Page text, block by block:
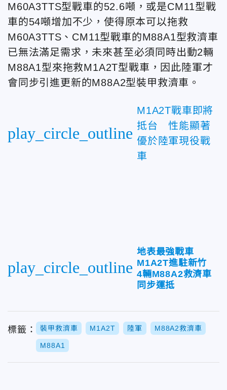
M60A3TTS型戰車的52.6噸，或是CM11型戰
車的54噸增加不少，使得原本可以拖救
M60A3TTS、CM11型戰車的M88A1型救濟車
已無法滿足需求，未來甚至必須同時出動2輛
M88A1型來拖救M1A2T型戰車，因此陸軍才
會同步引進更新的M88A2型裝甲救濟車。
play_circle_outline
M1A2T戰車即將
抵台 性能顯著
優於陸軍現役戰
車
play_circle_outline
地表最強戰車
M1A2T進駐新竹
4輛M88A2救濟車
同步運抵
標籤： 裝甲救濟車 M1A2T 陸軍 M88A2救濟車
M88A1